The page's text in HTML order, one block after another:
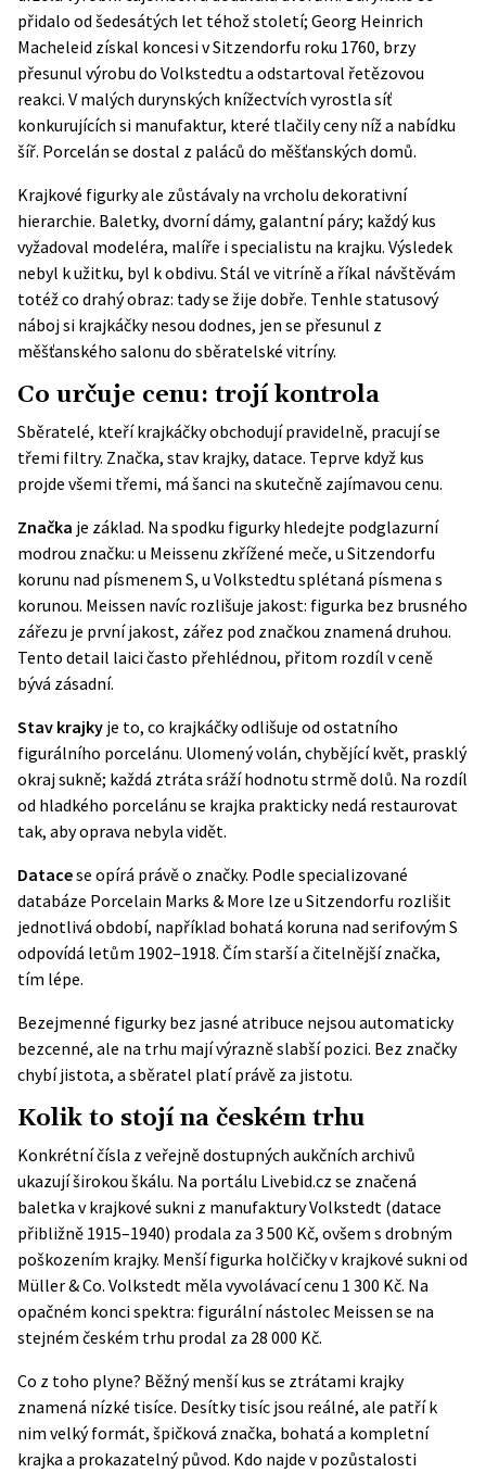
přidalo od šedesátých let téhož století; Georg Heinrich
Macheleid získal koncesi v Sitzendorfu roku 1760, brzy
přesunul výrobu do Volkstedtu a odstartoval řetězovou
reakci. V malých durynských knížectvích vyrostla síť
konkurujících si manufaktur, které tlačily ceny níž a nabídku
šíř. Porcelán se dostal z paláců do měšťanských domů.
Krajkové figurky ale zůstávaly na vrcholu dekorativní
hierarchie. Baletky, dvorní dámy, galantní páry; každý kus
vyžadoval modeléra, malíře i specialistu na krajku. Výsledek
nebyl k užitku, byl k obdivu. Stál ve vitríně a říkal návštěvám
totéž co drahý obraz: tady se žije dobře. Tenhle statusový
náboj si krajkáčky nesou dodnes, jen se přesunul z
měšťanského salonu do sběratelské vitríny.
Co určuje cenu: trojí kontrola
Sběratelé, kteří krajkáčky obchodují pravidelně, pracují se
třemi filtry. Značka, stav krajky, datace. Teprve když kus
projde všemi třemi, má šanci na skutečně zajímavou cenu.
Značka je základ. Na spodku figurky hledejte podglazurní
modrou značku: u Meissenu zkřížené meče, u Sitzendorfu
korunu nad písmenem S, u Volkstedtu splétaná písmena s
korunou. Meissen navíc rozlišuje jakost: figurka bez brusného
zářezu je první jakost, zářez pod značkou znamená druhou.
Tento detail laici často přehlédnou, přitom rozdíl v ceně
bývá zásadní.
Stav krajky je to, co krajkáčky odlišuje od ostatního
figurálního porcelánu. Ulomený volán, chybějící květ, prasklý
okraj sukně; každá ztráta sráží hodnotu strmě dolů. Na rozdíl
od hladkého porcelánu se krajka prakticky nedá restaurovat
tak, aby oprava nebyla vidět.
Datacese opírá právě o značky. Podle specializované
databáze Porcelain Marks & More lze u Sitzendorfu rozlišit
jednotlivá období, například bohatá koruna nad serifovým S
odpovídá letům 1902–1918. Čím starší a čitelnější značka,
tím lépe.
Bezejmenné figurky bez jasné atribuce nejsou automaticky
bezcenné, ale na trhu mají výrazně slabší pozici. Bez značky
chybí jistota, a sběratel platí právě za jistotu.
Kolik to stojí na českém trhu
Konkrétní čísla z veřejně dostupných aukčních archivů
ukazují širokou škálu. Na portálu Livebid.cz se značená
baletka v krajkové sukni z manufaktury Volkstedt (datace
přibližně 1915–1940) prodala za 3 500 Kč, ovšem s drobným
poškozením krajky. Menší figurka holčičky v krajkové sukni od
Müller & Co. Volkstedt měla vyvolávací cenu 1 300 Kč. Na
opačném konci spektra: figurální nástolec Meissen se na
stejném českém trhu prodal za 28 000 Kč.
Co z toho plyne? Běžný menší kus se ztrátami krajky
znamená nízké tisíce. Desítky tisíc jsou reálné, ale patří k
nim velký formát, špičková značka, bohatá a kompletní
krajka a prokazatelný původ. Kdo najde v pozůstalosti